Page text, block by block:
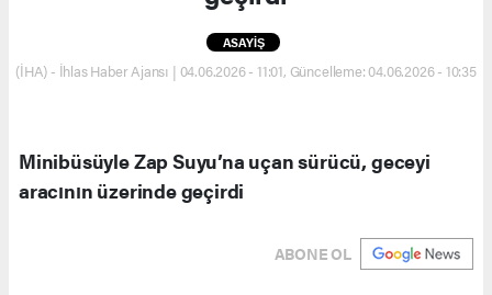
ASAYİŞ
(İHA) - İhlas Haber Ajansı | 04.06.2026 - 11:01, Güncelleme: 04.06.2026 - 10:35
Minibüsüyle Zap Suyu’na uçan sürücü, geceyi
aracının üzerinde geçirdi
ABONE OL